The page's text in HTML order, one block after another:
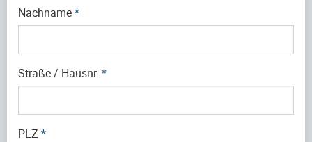
Nachname*
Straße / Hausnr. *
PLZ *